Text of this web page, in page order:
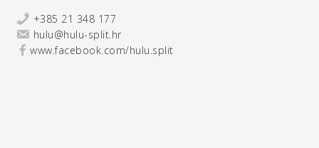
+385 21 348 177
hulu@hulu-split.hr
www.facebook.com/hulu.split